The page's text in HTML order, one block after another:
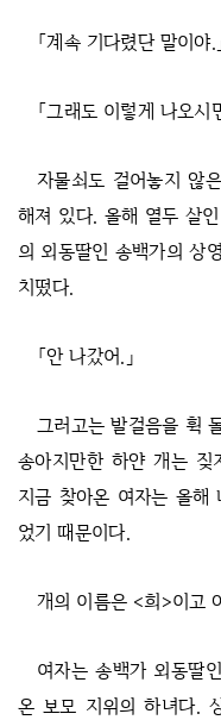
「계속 기다렸단 말이야.
「그래도 이렇게 나오
자물쇠도 걸어놓지 않
해져 있다. 올해 열두 살
의 외동딸인 송백가의 상
치떴다.
「안 나갔어.」
그러고는 발걸음을 휙
송아지만한 하얀 개는
지금 찾아온 여자는 올해
었기 때문이다.
개의 이름은 <희>이고
여자는 송백가 외동딸
온 보모 지위의 하녀다.